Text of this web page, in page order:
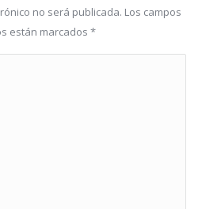
no será publicada. Los campos
están marcados *